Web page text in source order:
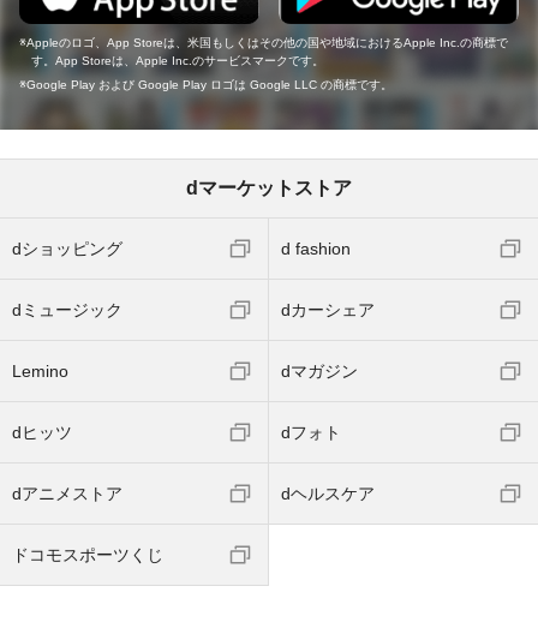
Appleのロゴ、App Storeは、米国もしくはその他の国や地域におけるApple Inc.の商標で
す。App Storeは、Apple Inc.のサービスマークです。
Google Play および Google Play ロゴは Google LLC の商標です。
dマーケットストア
dショッピング d fashion
dミュージック dカーシェア
Lemino dマガジン
dヒッツ dフォト
dアニメストア dヘルスケア
ドコモスポーツくじ